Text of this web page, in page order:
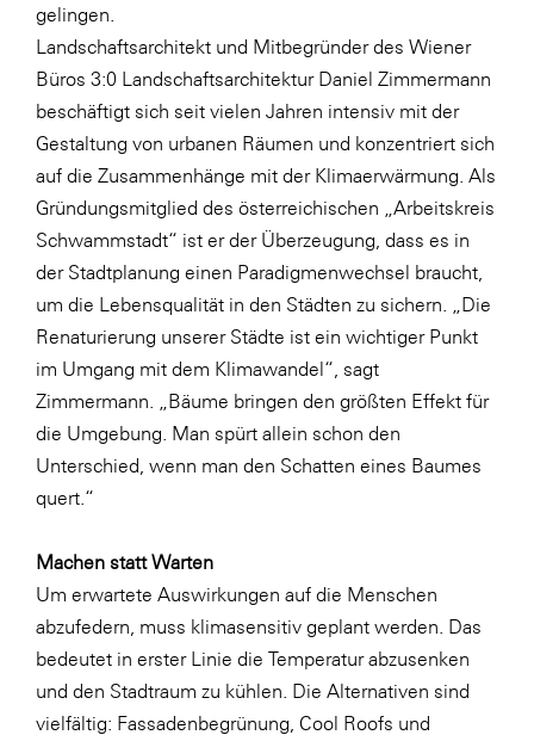
kosaplaner
LAT Nitrogen
Libro
Lidl Österreich
Die Menü-Manufaktur
MTH Retail Group
OMV
OptimaMed
PAGRO
PHH Rechtsanwält:innen
Primark
Salesforce
SERVICE&MORE
SKINUANCE®
Somfy
gelingen.
Landschaftsarchitekt und Mitbegründer des Wiener
Büros 3:0 Landschaftsarchitektur Daniel Zimmermann
beschäftigt sich seit vielen Jahren intensiv mit der
Gestaltung von urbanen Räumen und konzentriert sich
auf die Zusammenhänge mit der Klimaerwärmung. Als
Gründungsmitglied des österreichischen „Arbeitskreis
Schwammstadt“ ist er der Überzeugung, dass es in
der Stadtplanung einen Paradigmenwechsel braucht,
um die Lebensqualität in den Städten zu sichern. „Die
Renaturierung unserer Städte ist ein wichtiger Punkt
im Umgang mit dem Klimawandel“, sagt
Zimmermann. „Bäume bringen den größten Effekt für
die Umgebung. Man spürt allein schon den
Unterschied, wenn man den Schatten eines Baumes
quert.“
Machen statt Warten
Um erwartete Auswirkungen auf die Menschen
abzufedern, muss klimasensitiv geplant werden. Das
bedeutet in erster Linie die Temperatur abzusenken
und den Stadtraum zu kühlen. Die Alternativen sind
vielfältig: Fassadenbegrünung, Cool Roofs und